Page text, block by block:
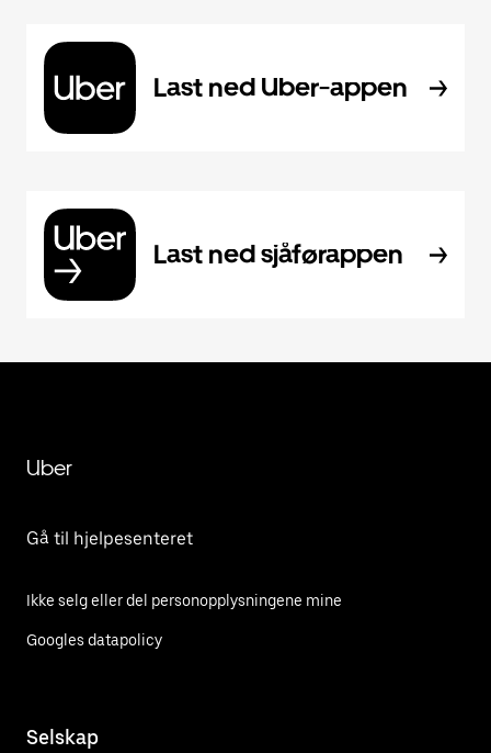
Last ned Uber-appen
Last ned sjåførappen
Uber
Gå til hjelpesenteret
Ikke selg eller del personopplysningene mine
Googles datapolicy
Selskap